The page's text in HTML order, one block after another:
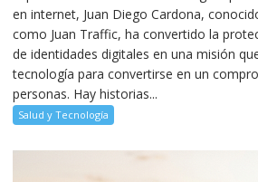
en internet, Juan Diego Cardona,
como Juan Traffic, ha convertido la
de identidades digitales en una misión
tecnología para convertirse en un
personas. Hay historias...
Salud y Tecnología